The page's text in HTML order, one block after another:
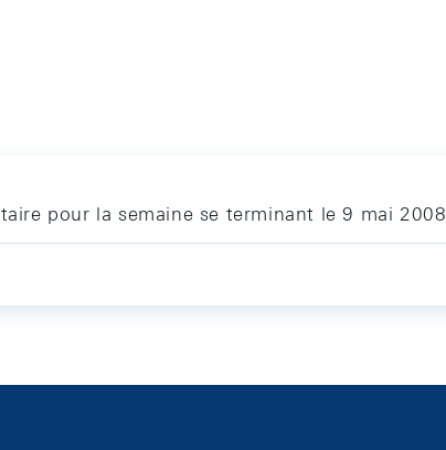
pour la semaine se terminant le 9 mai 2008